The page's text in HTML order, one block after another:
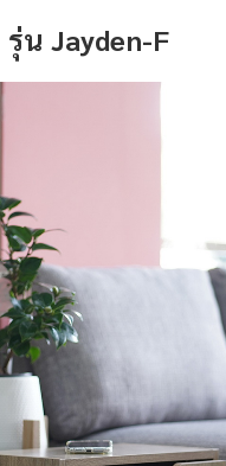
น Jayden-F